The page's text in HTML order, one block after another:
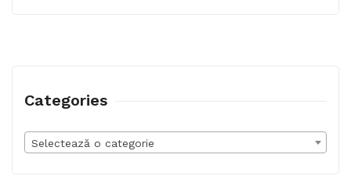
Categories
Selectează o categorie